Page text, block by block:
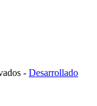
- Desarrollado